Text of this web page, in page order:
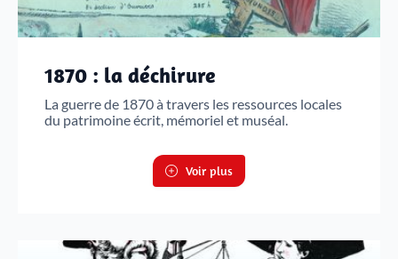
1870 : la déchirure
La guerre de 1870 à travers les ressources locales
du patrimoine écrit, mémoriel et muséal.
Voir plus